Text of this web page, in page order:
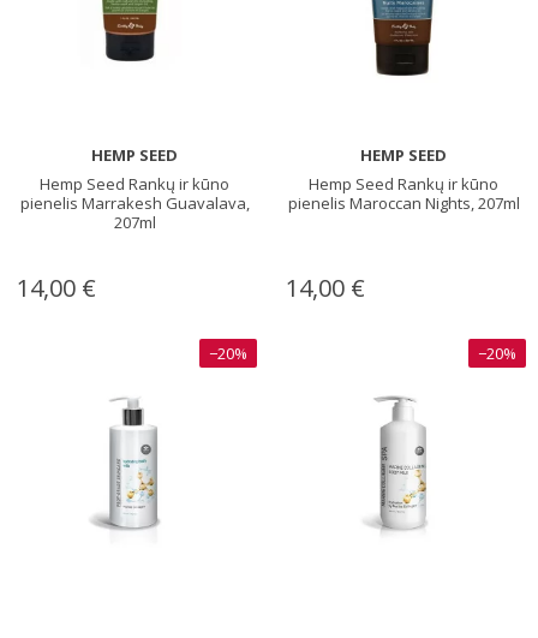
HEMP SEED
Hemp Seed Rankų ir kūno
pienelis Marrakesh Guavalava,
207ml
14,00 €
HEMP SEED
Hemp Seed Rankų ir kūno
pienelis Maroccan Nights, 207ml
14,00 €
−20% −20%